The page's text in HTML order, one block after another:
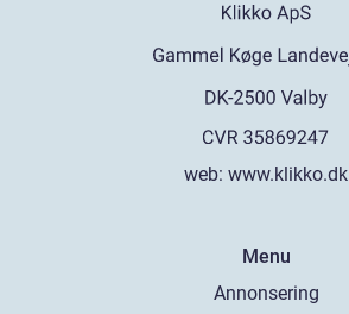
web: www.klikko.dk
Menu
Annonsering